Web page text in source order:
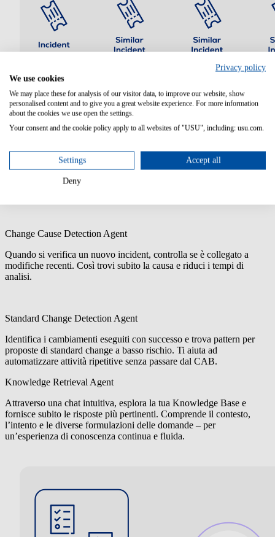
Analizza i guasti causati da cambiamenti precedenti e ne ricava
insight utili per valutare i rischi delle modifiche pianificate. Fornisce
un indice di affidabilità per supportare le decisioni del CAB e
Change Cause Detection Agent
Quando si verifica un nuovo incident, controlla se è collegato a
modifiche recenti. Così trovi subito la causa e riduci i tempi di
analisi.
Standard Change Detection Agent
Identifica i cambiamenti eseguiti con successo e trova pattern per
proposte di standard change a basso rischio. Ti aiuta ad
automatizzare attività ripetitive senza passare dal CAB.
Knowledge Retrieval Agent
Attraverso una chat intuitiva, esplora la tua Knowledge Base e
fornisce subito le risposte più pertinenti. Comprende il contesto,
l’intento e le diverse formulazioni delle domande – per
un’esperienza di conoscenza continua e fluida.
Privacy policy
We use cookies
We may place these for analysis of our visitor data, to improve our website, show
personalised content and to give you a great website experience. For more information
about the cookies we use open the settings.
Your consent and the cookie policy apply to all websites of "USU", including: usu.com.
Settings Accept all
Deny